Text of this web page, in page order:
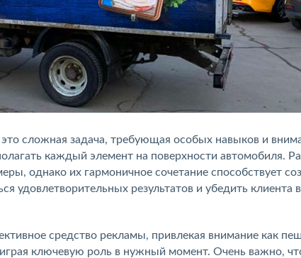
сложная задача, требующая особых навыков и
каждый элемент на поверхности автомобиля.
однако их гармоничное сочетание способствует
удовлетворительных результатов и убедить клиента в
средство рекламы, привлекая внимание как
ключевую роль в нужный момент. Очень важно,